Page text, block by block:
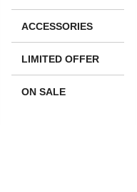
ACCESSORIES
LIMITED OFFER
ON SALE